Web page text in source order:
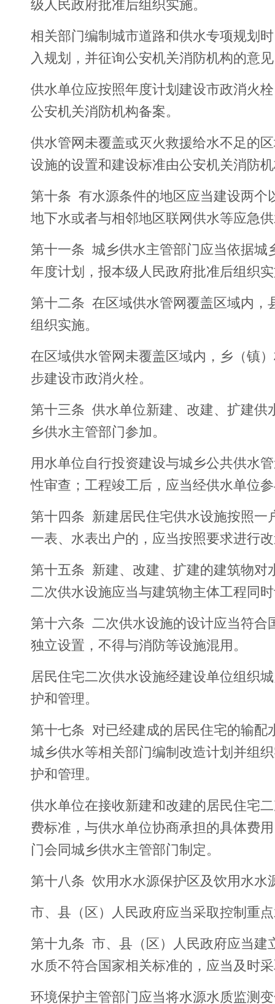
级人民政府批准后组织实施。
相关部门编制城市道路和供水专项规划
入规划，并征询公安机关消防机构的意
供水单位应按照年度计划建设市政消火
公安机关消防机构备案。
供水管网未覆盖或灭火救援给水不足的
设施的设置和建设标准由公安机关消防
第十条 有水源条件的地区应当建设两个
地下水或者与相邻地区联网供水等应急
第十一条 城乡供水主管部门应当依据城
年度计划，报本级人民政府批准后组织
第十二条 在区域供水管网覆盖区域内，
组织实施。
在区域供水管网未覆盖区域内，乡（镇
步建设市政消火栓。
第十三条 供水单位新建、改建、扩建供
乡供水主管部门参加。
用水单位自行投资建设与城乡公共供水
性审查；工程竣工后，应当经供水单位
第十四条 新建居民住宅供水设施按照一
一表、水表出户的，应当按照要求进行
第十五条 新建、改建、扩建的建筑物对
二次供水设施应当与建筑物主体工程同
第十六条 二次供水设施的设计应当符合
独立设置，不得与消防等设施混用。
居民住宅二次供水设施经建设单位组织
护和管理。
第十七条 对已经建成的居民住宅的输配
城乡供水等相关部门编制改造计划并组
护和管理。
供水单位在接收新建和改建的居民住宅
费标准，与供水单位协商承担的具体费
门会同城乡供水主管部门制定。
第十八条 饮用水水源保护区及饮用水水
市、县（区）人民政府应当采取控制重
第十九条 市、县（区）人民政府应当建
水质不符合国家相关标准的，应当及时
环境保护主管部门应当将水源水质监测